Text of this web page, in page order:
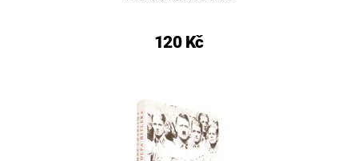
120 Kč